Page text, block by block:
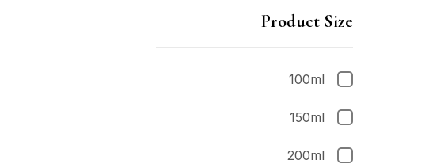
Product Size
100ml
150ml
200ml